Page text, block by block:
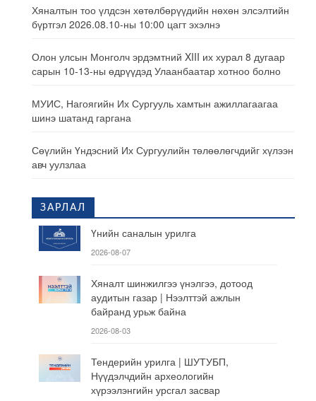
Хяналтын тоо үлдсэн хөтөлбөрүүдийн нөхөн элсэлтийн
бүртгэл 2026.08.10-ны 10:00 цагт эхэлнэ
Олон улсын Монголч эрдэмтний XIII их хурал 8 дугаар
сарын 10-13-ны өдрүүдэд Улаанбаатар хотноо болно
МУИС, Нагоягийн Их Сургууль хамтын ажиллагаагаа
шинэ шатанд гаргана
Сөүлийн Үндэсний Их Сургуулийн төлөөлөгчдийг хүлээн
авч уулзлаа
ЗАРЛАЛ
Үнийн саналын урилга
2026-08-07
Хяналт шинжилгээ үнэлгээ, дотоод
аудитын газар | Нээлттэй ажлын
байранд урьж байна
2026-08-03
Тендерийн урилга | ШУТУБП,
Нүүдэлчдийн археологийн
хүрээлэнгийн урсгал засвар